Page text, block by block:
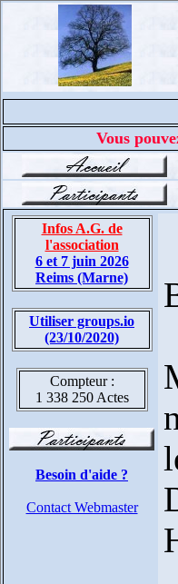
Vous
Infos A.G. de
l'association
6 et 7 juin 2026
Reims (Marne)
Utiliser groups.io
(23/10/2020)
Compteur :
1 338 250 Actes
Besoin d'aide ?
Contact Webmaster